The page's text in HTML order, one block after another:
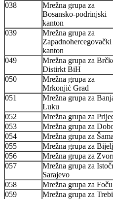
038
Mrežna grupa za
Bosansko-podrinjski
kanton
039
Mrežna grupa za
Zapadnohercegovački
kanton
049
Mrežna grupa za
Distirkt BiH
050
Mrežna grupa za
Mrkonjić Grad
051
Mrežna grupa za
Luku
052
Mrežna grupa za
053
Mrežna grupa za
054
Mrežna grupa za
055
Mrežna grupa za
056
Mrežna grupa za
057
Mrežna grupa za
Sarajevo
058
Mrežna grupa za Foču
059
Mrežna grupa za